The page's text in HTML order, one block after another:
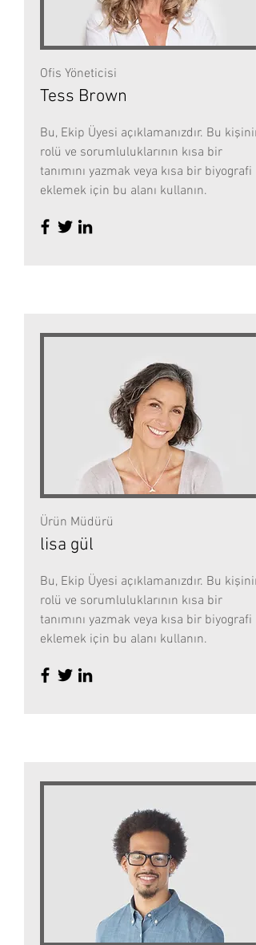
Ofis Yöneticisi
Tess Brown
Bu, Ekip Üyesi açıklamanızdır. Bu kişinin
rolü ve sorumluluklarının kısa bir
tanımını yazmak veya kısa bir biyografi
eklemek için bu alanı kullanın.
Ürün Müdürü
lisa gül
Bu, Ekip Üyesi açıklamanızdır. Bu kişinin
rolü ve sorumluluklarının kısa bir
tanımını yazmak veya kısa bir biyografi
eklemek için bu alanı kullanın.